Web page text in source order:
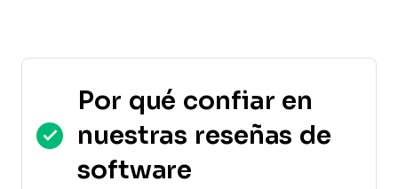
Por qué confiar en
nuestras reseñas de
software